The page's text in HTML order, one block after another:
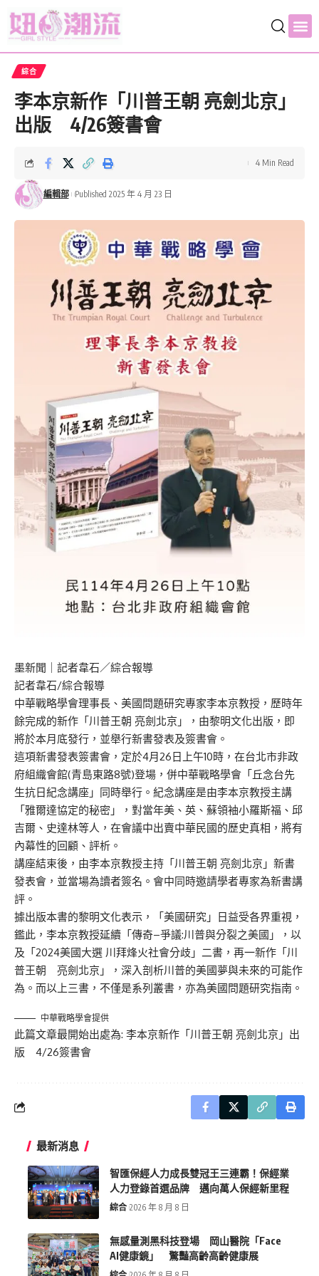
綜合
李本京新作「川普王朝 亮劍北京」
出版 4/26簽書會
編輯部 Published 2025 年 4 月 23 日
4 Min Read
墨新聞 ｜記者韋石／綜合報導
記者韋石/綜合報導
中華戰略學會理事長、美國問題研究專家李本京教授，歷時年
餘完成的新作「川普王朝 亮劍北京」，由黎明文化出版，即
將於本月底發行，並舉行新書發表及簽書會。
這項新書發表簽書會，定於4月26日上午10時，在台北市非政
府組織會館(青島東路8號)登場，併中華戰略學會「丘念台先
生抗日紀念講座」同時舉行。紀念講座是由李本京教授主講
「雅爾達協定的秘密」，對當年美、英、蘇領袖小羅斯福、邱
吉爾、史達林等人，在會議中出賣中華民國的歷史真相，將有
內幕性的回顧、評析。
講座結束後，由李本京教授主持「川普王朝 亮劍北京」新書
發表會，並當場為讀者簽名。會中同時邀請學者專家為新書講
評。
據出版本書的黎明文化表示，「美國研究」日益受各界重視，
鑑此，李本京教授延續「傳奇–爭議:川普與分裂之美國」，以
及「2024美國大選 川拜烽火社會分歧」二書，再一新作「川
普王朝 亮劍北京」，深入剖析川普的美國夢與未來的可能作
為。而以上三書，不僅是系列叢書，亦為美國問題研究指南。
中華戰略學會提供
此篇文章最開始出處為: 李本京新作「川普王朝 亮劍北京」出
版 4/26簽書會
最新消息
智匯保經人力成長雙冠王三連霸！保經業
人力登錄首選品牌 邁向萬人保經新里程
綜合 2026 年 8 月 8 日
無感量測黑科技登場 岡山醫院「Face
AI健康鏡」 驚豔高齡高齡健康展